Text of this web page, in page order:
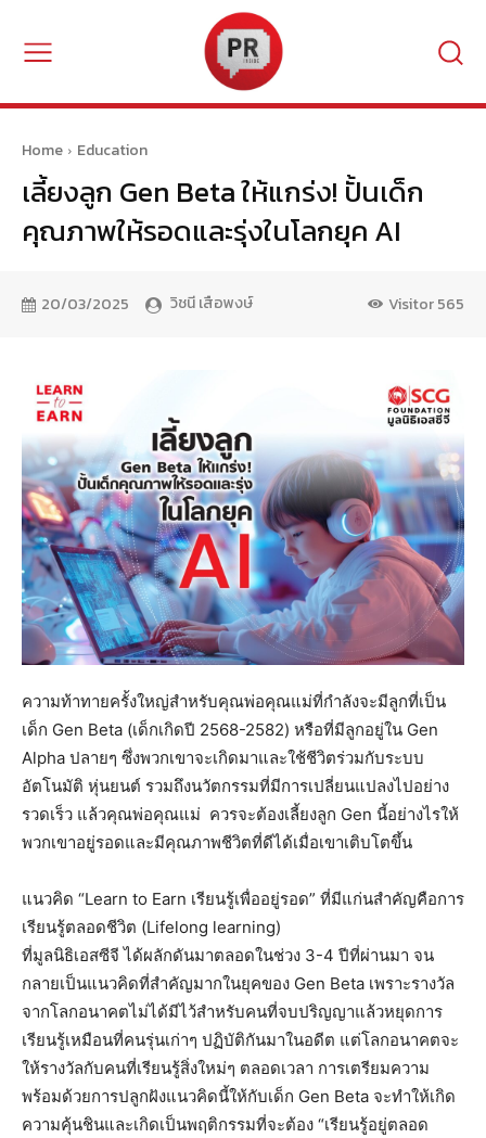
Home Education
เลี้ยงลูก Gen Beta ให้แกร่ง! ปั้นเด็ก
คุณภาพให้รอดและรุ่งในโลกยุค AI
20/03/2025 วิชนี เสือพงษ์ Visitor565
ความท้าทายครั้งใหญ่สำหรับคุณพ่อคุณแม่ที่กำลังจะมีลูกที่เป็น
เด็ก Gen Beta (เด็กเกิดปี 2568-2582) หรือที่มีลูกอยู่ใน Gen
Alpha ปลายๆ ซึ่งพวกเขาจะเกิดมาและใช้ชีวิตร่วมกับระบบ
อัตโนมัติ หุ่นยนต์ รวมถึงนวัตกรรมที่มีการเปลี่ยนแปลงไปอย่าง
รวดเร็ว แล้วคุณพ่อคุณแม่ ควรจะต้องเลี้ยงลูก Gen นี้อย่างไรให้
พวกเขาอยู่รอดและมีคุณภาพชีวิตที่ดีได้เมื่อเขาเติบโตขึ้น
แนวคิด “Learn to Earn เรียนรู้เพื่ออยู่รอด” ที่มีแก่นสำคัญคือการ
เรียนรู้ตลอดชีวิต (Lifelong learning)
ที่มูลนิธิเอสซีจี ได้ผลักดันมาตลอดในช่วง 3-4 ปีที่ผ่านมา จน
กลายเป็นแนวคิดที่สำคัญมากในยุคของ Gen Beta เพราะรางวัล
จากโลกอนาคตไม่ได้มีไว้สำหรับคนที่จบปริญญาแล้วหยุดการ
เรียนรู้เหมือนที่คนรุ่นเก่าๆ ปฏิบัติกันมาในอดีต แต่โลกอนาคตจะ
ให้รางวัลกับคนที่เรียนรู้สิ่งใหม่ๆ ตลอดเวลา การเตรียมความ
พร้อมด้วยการปลูกฝังแนวคิดนี้ให้กับเด็ก Gen Beta จะทำให้เกิด
ความคุ้นชินและเกิดเป็นพฤติกรรมที่จะต้อง “เรียนรู้อยู่ตลอด